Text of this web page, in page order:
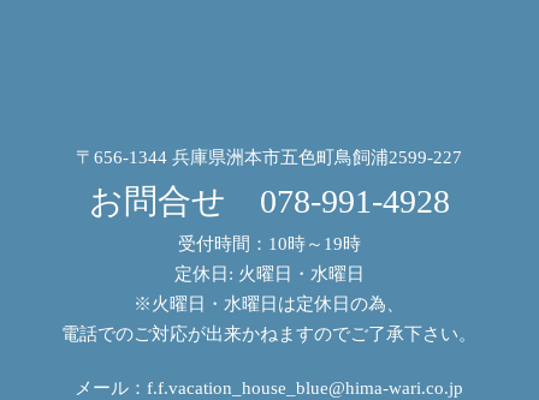
〒656-1344 兵庫県洲本市五色町鳥飼浦2599-227
お問合せ 078-991-4928
受付時間：10時～19時
定休日: 火曜日・水曜日
※火曜日・水曜日は定休日の為、
電話でのご対応が出来かねますのでご了承下さい。
メール：f.f.vacation_house_blue@hima-wari.co.jp